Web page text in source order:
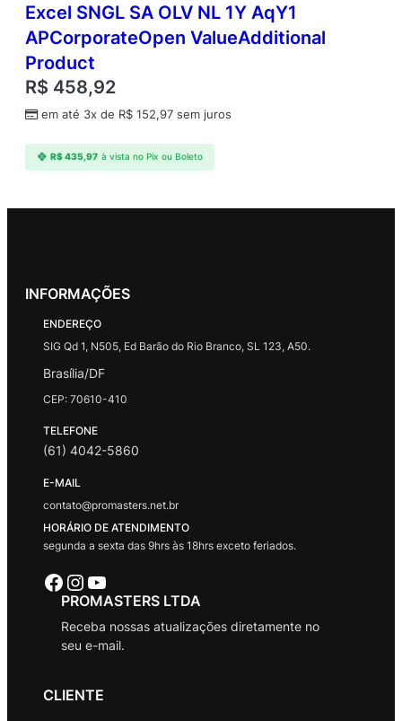
Excel SNGL SA OLV NL 1Y AqY1
APCorporateOpen ValueAdditional
Product
R$ 458,92
em até 3x de R$ 152,97 sem juros
R$435,97 à vista no Pix ou Boleto
INFORMAÇÕES
ENDEREÇO
SIG Qd 1, N505, Ed Barão do Rio Branco, SL 123, A50.
Brasília/DF
CEP: 70610-410
TELEFONE
(61) 4042-5860
E-MAIL
contato@promasters.net.br
HORÁRIO DE ATENDIMENTO
segunda a sexta das 9hrs às 18hrs exceto feriados.
Facebook Instagram Youtube
PROMASTERS LTDA
Receba nossas atualizações diretamente no
seu e-mail.
CLIENTE